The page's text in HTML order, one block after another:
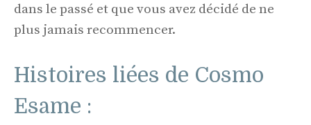
dans le passé et que vous avez décidé de ne
plus jamais recommencer.
Histoires liées de Cosmo
Esame :